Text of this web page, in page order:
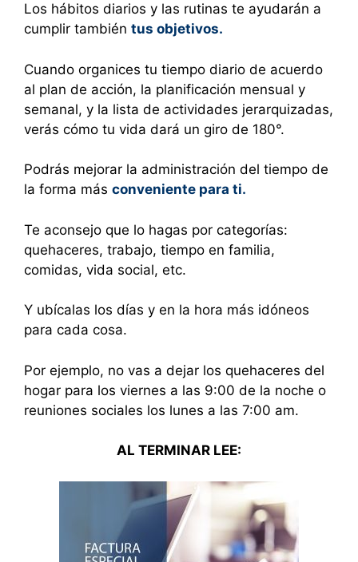
Los hábitos diarios y las rutinas te ayudarán a
cumplir también tus objetivos.
Cuando organices tu tiempo diario de acuerdo
al plan de acción, la planificación mensual y
semanal, y la lista de actividades jerarquizadas,
verás cómo tu vida dará un giro de 180°.
Podrás mejorar la administración del tiempo de
la forma más conveniente para ti.
Te aconsejo que lo hagas por categorías:
quehaceres, trabajo, tiempo en familia,
comidas, vida social, etc.
Y ubícalas los días y en la hora más idóneos
para cada cosa.
Por ejemplo, no vas a dejar los quehaceres del
hogar para los viernes a las 9:00 de la noche o
reuniones sociales los lunes a las 7:00 am.
AL TERMINAR LEE: